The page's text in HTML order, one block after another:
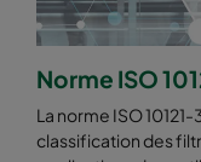
Norme ISO
La norme ISO
classification des